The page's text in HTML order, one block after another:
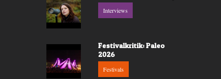
Interviews
Festivalkritik: Paleo
2026
Festivals